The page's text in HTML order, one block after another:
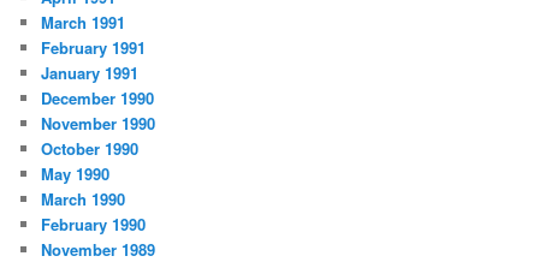
March 1991
February 1991
January 1991
December 1990
November 1990
October 1990
May 1990
March 1990
February 1990
November 1989